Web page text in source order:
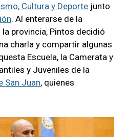
Cultura y Deporte junto
. Al enterarse de la
provincia, Pintos decidió
charla y compartir algunas
Escuela, la Camerata y
y Juveniles de la
San Juan, quienes